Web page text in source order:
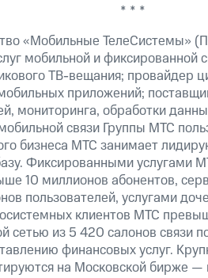
* * *
«Мобильные ТелеСистемы»
мобильной и фиксированной
ТВ-вещания; провайдер
приложений;
мониторинга, обработки
связи Группы МТС
бизнеса МТС занимает
Фиксированными услугами
10 миллионов абонентов,
пользователей, услугами
клиентов МТС
сетью из 5 420 салонов связи
финансовых услуг.
на Московской бирже —